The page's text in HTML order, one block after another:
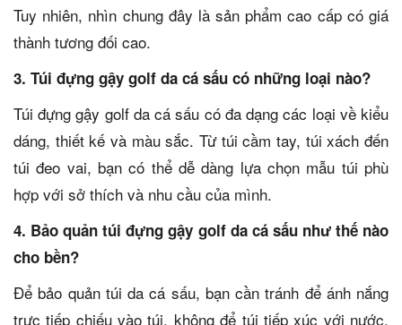
Tuy nhiên, nhìn chung đây là sản phẩm cao cấp có giá
thành tương đối cao.
3. Túi đựng gậy golf da cá sấu có những loại nào?
Túi đựng gậy golf da cá sấu có đa dạng các loại về kiểu
dáng, thiết kế và màu sắc. Từ túi cầm tay, túi xách đến
túi đeo vai, bạn có thể dễ dàng lựa chọn mẫu túi phù
hợp với sở thích và nhu cầu của mình.
4. Bảo quản túi đựng gậy golf da cá sấu như thế nào
cho bền?
Để bảo quản túi da cá sấu, bạn cần tránh để ánh nắng
trực tiếp chiếu vào túi, không để túi tiếp xúc với nước,